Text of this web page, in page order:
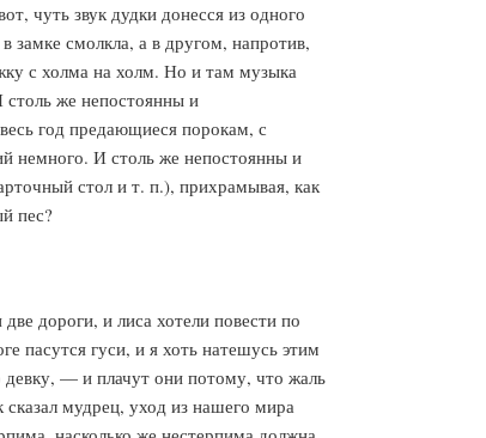
чуть звук дудки донесся из одного
замке смолкла, а в другом, напротив,
с холма на холм. Но и там музыка
столь же непостоянны и
год предающиеся порокам, с
немного. И столь же непостоянны и
стол и т. п.), прихрамывая, как
пес?
дороги, и лиса хотели повести по
пасутся гуси, и я хоть натешусь этим
— и плачут они потому, что жаль
мудрец, уход из нашего мира